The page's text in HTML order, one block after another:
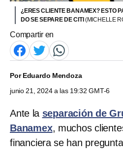
¿ERES CLIENTE BANAMEX? ESTO
DO SE SEPARE DE CITI (MICHELLE
Compartir en
PorEduardo Mendoza
junio 21, 2024 a las 19:32 GMT-6
Ante la separación de
Banamex, muchos
financiera se han